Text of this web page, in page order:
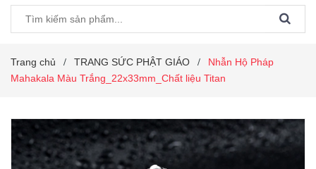
Trang chủ / TRANG SỨC PHẬT GIÁO /
Nhẫn Hộ Pháp
Mahakala Màu Trắng_22x33mm_Chất liệu Titan